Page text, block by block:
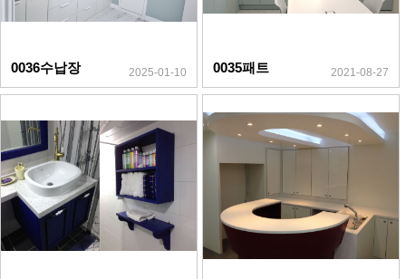
0036수납장 2025-01-10 0035패트 2021-08-27